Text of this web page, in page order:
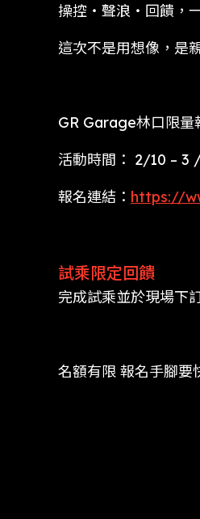
操控・聲浪・回饋，
這次不是用想像，是
GR Garage林口限量
活動時間： 2/10 – 3
報名連結： https://
試乘限定回饋
完成試乘並於現場下
名額有限 報名手腳要